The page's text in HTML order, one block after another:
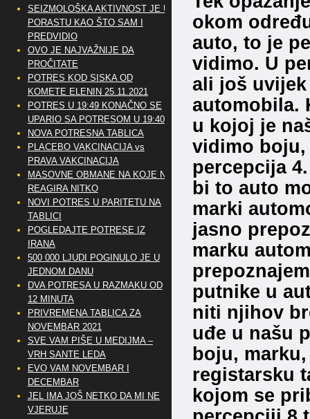
okom
auto, to je
vidimo. U
ali još
automobila.
u kojoj je
vidimo boju,
percepcija
bi to auto
marki
jasno
marku
putnike u
niti njihov
uđe u našu
boju,
registarsku
kojom se
SEIZMOLOŠKA AKTIVNOST JE U
PORASTU KAO ŠTO SAM I
PREDVIDIO
OVO JE NAJVAŽNIJE DA
PROČITATE
POTRES KOD SISKA OD
KOMETE ELENIN 25.11.2021
POTRES U 19:49 KONAČNO SE
UPARIO SA POTRESOM U 19:40
NOVA POTRESNA TABLICA
PLACEBO VAKCINACIJA vs
PRAVA VAKCINACIJA
MASOVNE OBMANE NA KOJE NE
REAGIRA NITKO
NOVI POTRES U PARITETU NA
TABLICI
POGLEDAJTE POTRESE IZ
IRANA
500 000 LJUDI POGINULO JE U
JEDNOM DANU
DVA POTRESA U RAZMAKU OD
12 MINUTA
PRIVREMENA TABLICA ZA
NOVEMBAR 2021
SVE VAM PIŠE U MEDIJMA –
VRH SANTE LEDA
EVO VAM NOVEMBAR I
DECEMBAR
JEL IMA JOŠ NETKO DA MI NE
VJERUJE